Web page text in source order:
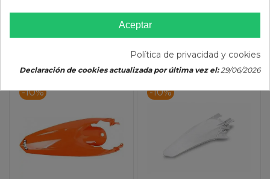
Color :
AÑADIR AL CARRITO
Color :
AÑADIR AL CARRITO
-10% -10%
Aceptar
Política de privacidad y cookies
Declaración de cookies actualizada por última vez el:29/06/2026